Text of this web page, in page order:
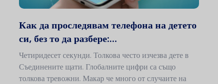
Как да проследявам телефона на детето
си, без то да разбере:…
Четиридесет секунди. Толкова често изчезва дете в
Съединените щати. Глобалните цифри са също
толкова тревожни. Макар че много от случаите на